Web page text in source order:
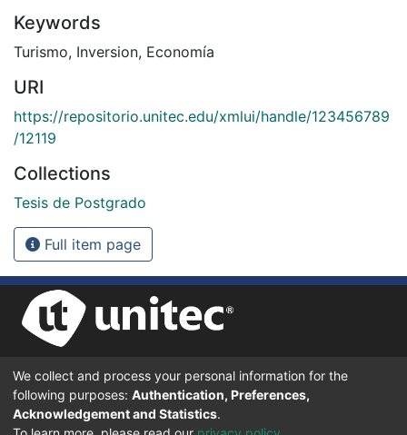
Keywords
Turismo, Inversion, Economía
URI
https://repositorio.unitec.edu/xmlui/handle/123456789
/12119
Collections
Tesis de Postgrado
Full item page
UNIVERSIDAD TECNOLÓGICA CENTROAMERICANA UNITEC
BOULEVARD KENNEDY, V-782, FRENTE A RESIDENCIAL HONDURAS.
TEGUCIGALPA, FRANCISCO MORAZÁN, 11101
We collect and process your personal information for the
following purposes: Authentication, Preferences,
Acknowledgement and Statistics.